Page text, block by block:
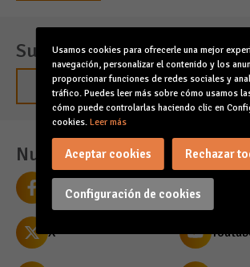
Suscríbete para estar al día
Suscribirme
Nuestras redes sociales
Facebook
X
Usamos cookies para ofrecerle una mejor
navegación, personalizar el contenido y los
proporcionar funciones de redes sociales y
tráfico. Puedes leer más sobre cómo usamos
cómo puede controlarlas haciendo clic en
cookies. Leer más
Configuración de cookies
Aceptar cookies Rechazar